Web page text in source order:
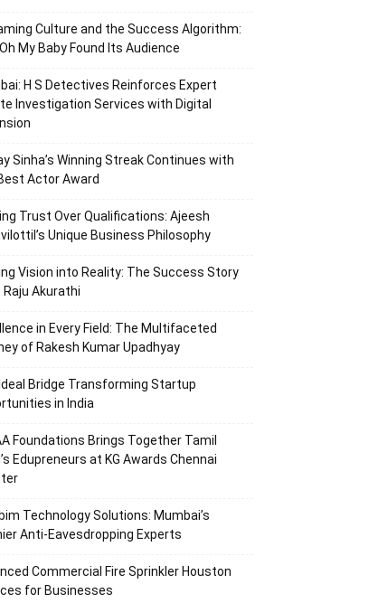
Culture and the Success Algorithm:
My Baby Found Its Audience
H S Detectives Reinforces Expert
Investigation Services with Digital
Sinha’s Winning Streak Continues with
Actor Award
Trust Over Qualifications: Ajeesh
Unique Business Philosophy
Vision into Reality: The Success Story
Raju Akurathi
in Every Field: The Multifaceted
of Rakesh Kumar Upadhyay
Ideal Bridge Transforming Startup
in India
Foundations Brings Together Tamil
Edupreneurs at KG Awards Chennai
Technology Solutions: Mumbai’s
Anti-Eavesdropping Experts
Commercial Fire Sprinkler Houston
for Businesses